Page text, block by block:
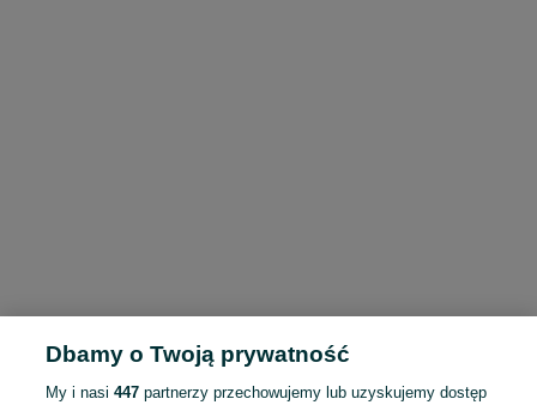
Dbamy o Twoją prywatność
My i nasi447 partnerzy przechowujemy lub uzyskujemy dostęp